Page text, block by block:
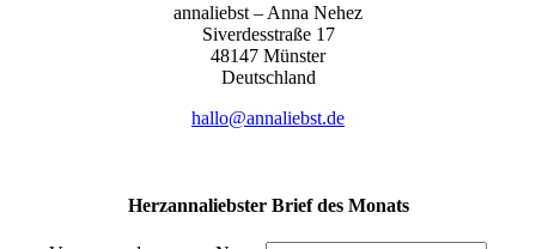
anna­liebst – Anna Nehez
Sive­r­des­stra­ße 17
48147 Müns­ter
Deutsch­land
hallo@annaliebst.de
Herzannaliebster Brief des Monats